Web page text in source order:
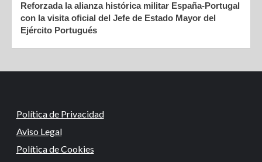
Reforzada la alianza histórica militar España-Portugal
con la visita oficial del Jefe de Estado Mayor del
Ejército Portugués
Política de Privacidad
Aviso Legal
Política de Cookies